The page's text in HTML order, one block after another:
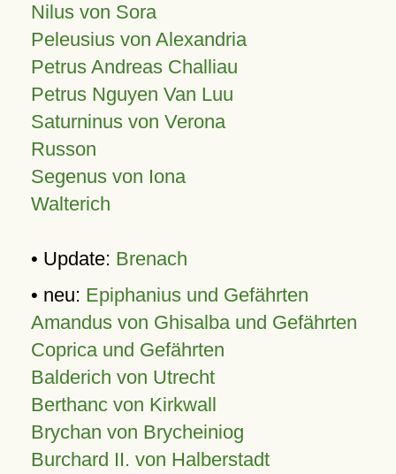
Nilus von Sora
Peleusius von Alexandria
Petrus Andreas Challiau
Petrus Nguyen Van Luu
Saturninus von Verona
Russon
Segenus von Iona
Walterich
• Update: Brenach
• neu: Epiphanius und Gefährten
Amandus von Ghisalba und Gefährten
Coprica und Gefährten
Balderich von Utrecht
Berthanc von Kirkwall
Brychan von Brycheiniog
Burchard II. von Halberstadt